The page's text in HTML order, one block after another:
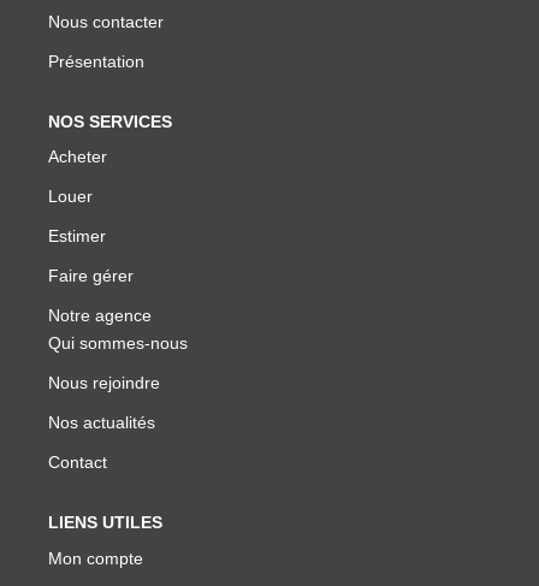
Nous contacter
Présentation
NOS SERVICES
Acheter
Louer
Estimer
Faire gérer
Notre agence
Qui sommes-nous
Nous rejoindre
Nos actualités
Contact
LIENS UTILES
Mon compte